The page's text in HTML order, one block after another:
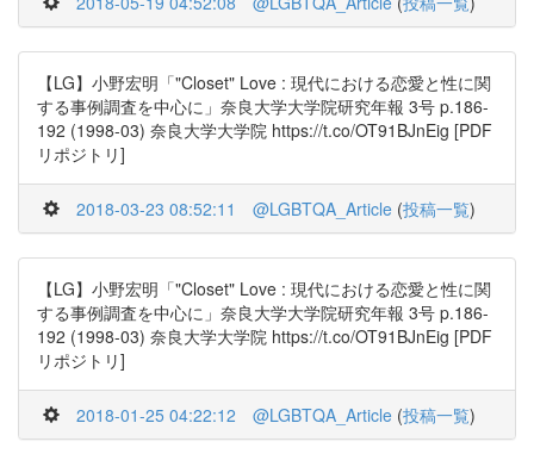
【LG】小野宏明「"Closet" Love : 現代における恋愛と性に関
する事例調査を中心に」奈良大学大学院研究年報 3号 p.186-
192 (1998-03) 奈良大学大学院 https://t.co/OT91BJnEig [PDF
リポジトリ]
2018-03-23 08:52:11 @LGBTQA_Article (投稿一覧)
【LG】小野宏明「"Closet" Love : 現代における恋愛と性に関
する事例調査を中心に」奈良大学大学院研究年報 3号 p.186-
192 (1998-03) 奈良大学大学院 https://t.co/OT91BJnEig [PDF
リポジトリ]
2018-01-25 04:22:12 @LGBTQA_Article (投稿一覧)